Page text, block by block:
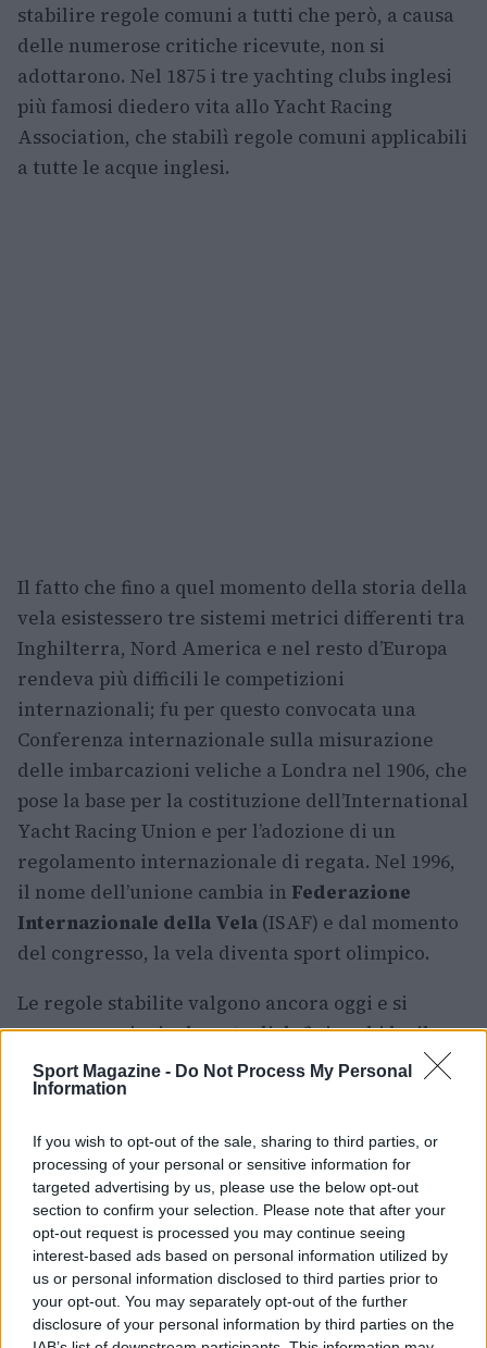
Sport Magazine - Do Not Process My Personal
Information
If you wish to opt-out of the sale, sharing to third parties, or
processing of your personal or sensitive information for
targeted advertising by us, please use the below opt-out
section to confirm your selection. Please note that after your
opt-out request is processed you may continue seeing
interest-based ads based on personal information utilized by
us or personal information disclosed to third parties prior to
your opt-out. You may separately opt-out of the further
disclosure of your personal information by third parties on the
stabilire regole comuni a tutti che però, a causa
delle numerose critiche ricevute, non si
adottarono. Nel 1875 i tre yachting clubs inglesi
più famosi diedero vita allo Yacht Racing
Association, che stabilì regole comuni applicabili
a tutte le acque inglesi.
Il fatto che fino a quel momento della storia della
vela esistessero tre sistemi metrici differenti tra
Inghilterra, Nord America e nel resto d’Europa
rendeva più difficili le competizioni
internazionali; fu per questo convocata una
Conferenza internazionale sulla misurazione
delle imbarcazioni veliche a Londra nel 1906, che
pose la base per la costituzione dell’International
Yacht Racing Union e per l’adozione di un
regolamento internazionale di regata. Nel 1996,
il nome dell’unione cambia in Federazione
Internazionale della Vela (ISAF) e dal momento
del congresso, la vela diventa sport olimpico.
Le regole stabilite valgono ancora oggi e si
occupano principalmente di definire chi ha il
diritto di rotta sugli altri e come rispondere a
queste precedenze. In più, tramite il
quali penalità affidare ad una squadra e se
squalificare qualcuno.
Le regate
Le competizioni (regate) sono composte da
percorsi segnalati da boe galleggianti che
vengono vinte da chi le completa nel minor